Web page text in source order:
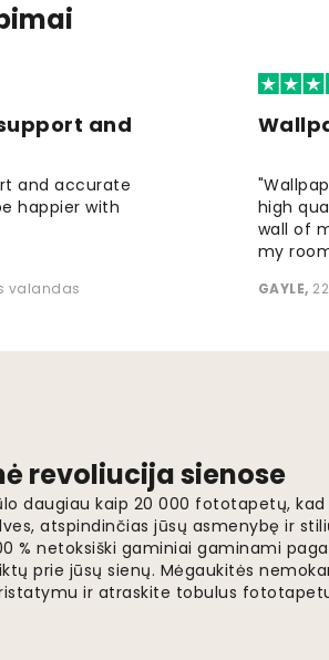
and
and accurate
happier with
valandas
high
wall of
my
GAYLE,
revoliucija sienose
daugiau kaip 20 000 fototapetų,
atspindinčias jūsų asmenybę ir
% netoksiški gaminiai gaminami
prie jūsų sienų. Mėgaukitės
ir atraskite tobulus